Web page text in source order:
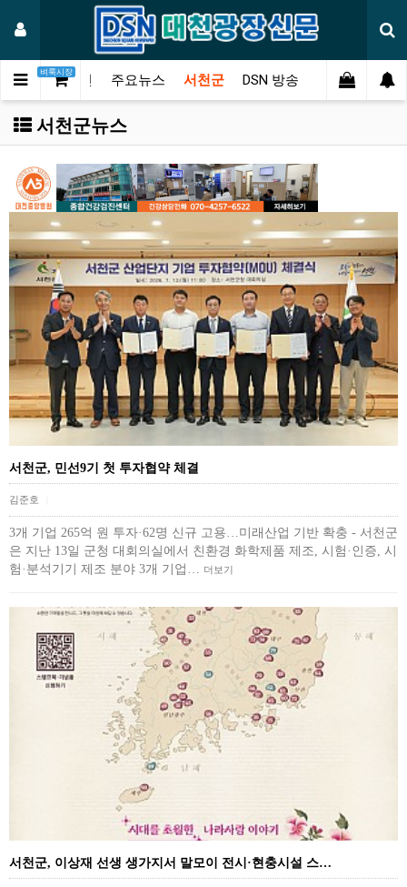
벼룩시장
메인 주요뉴스 서천군 DSN 방송 오피니언 연
서천군뉴스
서천군, 민선9기 첫 투자협약 체결
김준호
3개 기업 265억 원 투자·62명 신규 고용…미래산업 기반 확충 - 서천군
은 지난 13일 군청 대회의실에서 친환경 화학제품 제조, 시험·인증, 시
험·분석기기 제조 분야 3개 기업…
더보기
서천군, 이상재 선생 생가지서 말모이 전시·현충시설 스…